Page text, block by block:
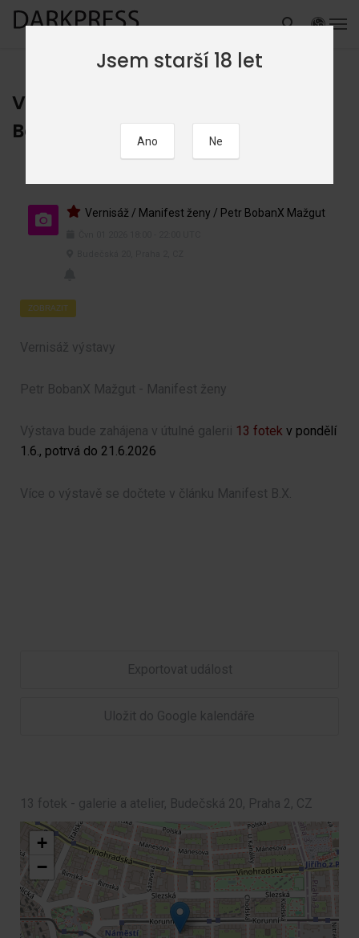
Vernisáž / Manifest ženy / Petr
BobanX Mažgut
Vernisáž / Manifest ženy / Petr BobanX Mažgut
ZOBRAZIT
Vernisáž výstavy
Petr BobanX Mažgut - Manifest ženy
Výstava bude zahájena v útulné galerii 13 fotek v pondělí
1.6., potrvá do 21.6.2026
Více o výstavě se dočtete v článku Manifest B.X.
Exportovat událost
Uložit do Google kalendáře
13 fotek - galerie a atelier, Budečská 20, Praha 2, CZ
+
−
Jsem starší 18 let